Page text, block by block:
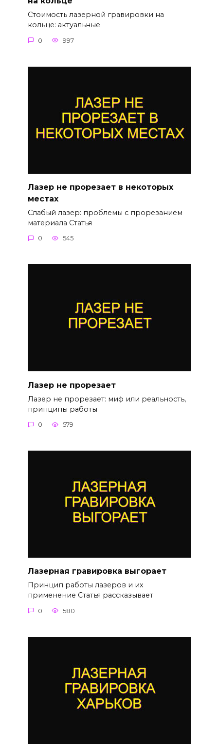
Стоимость лазерной гравировки на
кольце: актуальные
0 997
Лазер не прорезает в некоторых
местах
Слабый лазер: проблемы с прорезанием
материала Статья
0 545
Лазер не прорезает
Лазер не прорезает: миф или реальность,
принципы работы
0 579
Лазерная гравировка выгорает
Принцип работы лазеров и их
применение Статья рассказывает
0 580